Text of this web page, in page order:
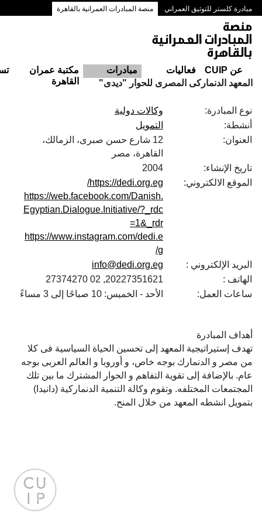
مبادرة كلستر للتوثيق العمراني منصة المبادرات العمرانية بالقاهرة
ممرات وسط البلد بالقاهرة
عن CUIP فعاليات مبادرات
مكتبة عمران
القاهرة
المعهد الدنماركى المصرى للحوار "ديدى"
نوع المبادرة:
وكالات دولية
أنشطة:
التمويل
العنوان:
12 شارع حسن صبرى، الزمالك،
القاهرة، مصر
تاريخ الإنشاء:
2004
الموقع الالكتروني:
https://dedi.org.eg/
https://web.facebook.com/Danish.
Egyptian.Dialogue.Initiative/?_rdc
=1&_rdr
https://www.instagram.com/dedi.e
g/
البريد الإلكتروني :
info@dedi.org.eg
الهاتف :
20227351621, 02 27374270
ساعات العمل:
الأحد - الخميس: 10 صباحًا إلى 3 مساءً
أهداف المبادرة
تهدف إستيراتيجية المعهد إلى تحسين الحياة السياسية فى كلا
من مصر و الدنمارك بوجه خاص، و أوروبا و العالم العربى بوجه
عام. بالإضافة إلى تقوية التفاهم و الحوار المشترك ما بين تلك
المجتمعات المختلفه. وتقوم وكالة التنمية الدنماركية (دانيدا)
بتمويل انشطه المعهد من خلال المنح.